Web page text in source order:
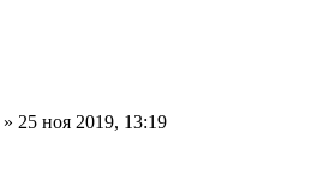
» 25 ноя 2019, 13:19